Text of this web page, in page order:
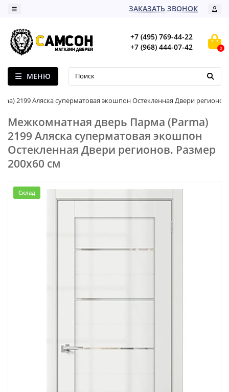
ЗАКАЗАТЬ ЗВОНОК
+7 (495) 769-44-22
+7 (968) 444-07-42
0
МЕНЮ
2199 Аляска суперматовая экошпон Остекленная Двери регионов
Межкомнатная дверь Парма (Parma)
2199 Аляска суперматовая экошпон
Остекленная Двери регионов. Размер
200x60 см
Склад